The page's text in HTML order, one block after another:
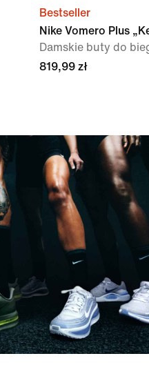
Bestseller
Nike Vomero Plus
Damskie buty do
819,99 zł